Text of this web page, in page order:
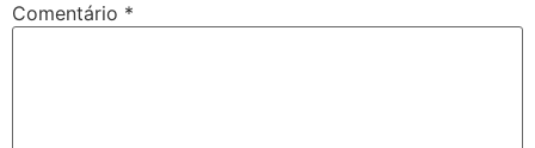
Comentário *